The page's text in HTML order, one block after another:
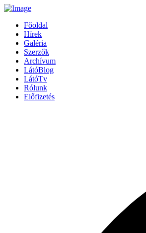
Főoldal
Hírek
Galéria
Szerzők
Archívum
LátóBlog
LátóTv
Rólunk
Előfizetés